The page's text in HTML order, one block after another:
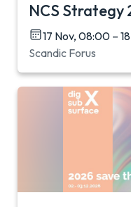
NCS Strategy
17 Nov, 08:00 –
Scandic Forus